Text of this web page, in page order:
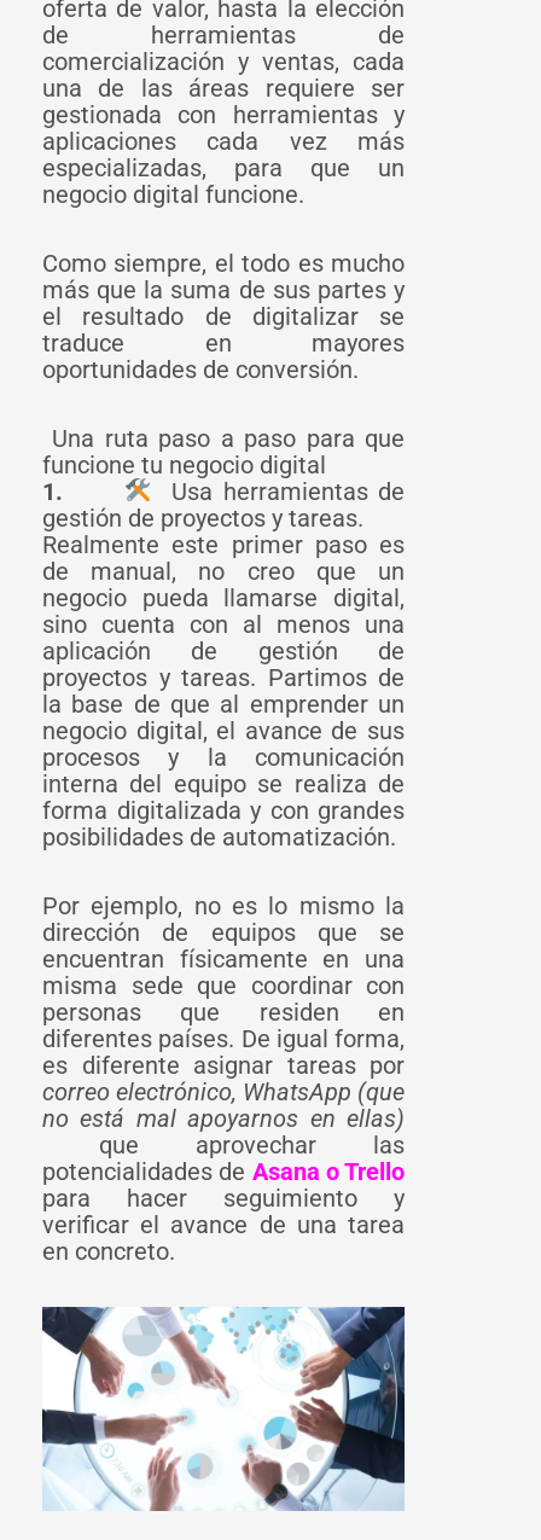
oferta de valor, hasta la elección
de herramientas de
comercialización y ventas, cada
una de las áreas requiere ser
gestionada con herramientas y
aplicaciones cada vez más
especializadas, para que un
negocio digital funcione.
Como siempre, el todo es mucho
más que la suma de sus partes y
el resultado de digitalizar se
traduce en mayores
oportunidades de conversión.
Una ruta paso a paso para que
funcione tu negocio digital
1.
Usa herramientas de
gestión de proyectos y tareas.
Realmente este primer paso es
de manual, no creo que un
negocio pueda llamarse digital,
sino cuenta con al menos una
aplicación de gestión de
proyectos y tareas. Partimos de
la base de que al emprender un
negocio digital, el avance de sus
procesos y la comunicación
interna del equipo se realiza de
forma digitalizada y con grandes
posibilidades de automatización.
Por ejemplo, no es lo mismo la
dirección de equipos que se
encuentran físicamente en una
misma sede que coordinar con
personas que residen en
diferentes países. De igual forma,
es diferente asignar tareas por
correo electrónico, WhatsApp (que
no está mal apoyarnos en ellas)
que aprovechar las
potencialidades de Asana o Trello
para hacer seguimiento y
verificar el avance de una tarea
en concreto.